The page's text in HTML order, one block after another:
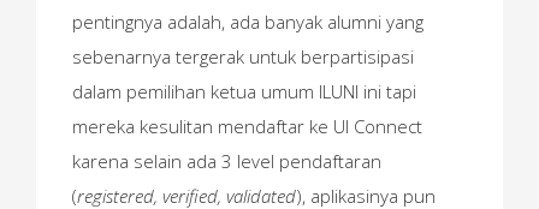
pentingnya adalah, ada banyak alumni yang
sebenarnya tergerak untuk berpartisipasi
dalam pemilihan ketua umum ILUNI ini tapi
mereka kesulitan mendaftar ke UI Connect
karena selain ada 3 level pendaftaran
(registered, verified, validated), aplikasinya pun